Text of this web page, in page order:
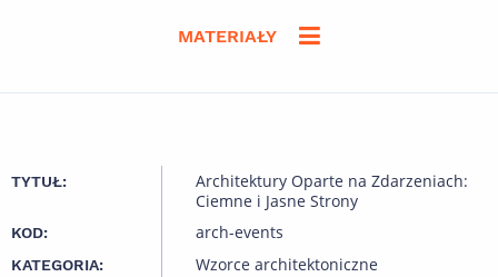
MATERIAŁY
TYTUŁ:
Architektury Oparte na Zdarzeniach:
Ciemne i Jasne Strony
KOD: arch-events
KATEGORIA: Wzorce architektoniczne